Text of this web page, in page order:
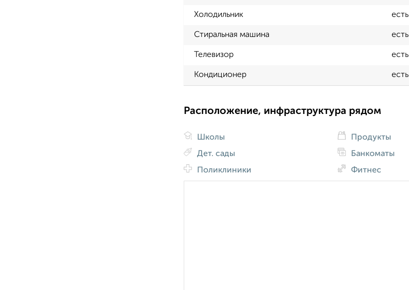
Холодильник есть
Стиральная машина есть
Телевизор есть
Кондиционер есть
Расположение, инфраструктура рядом
Школы
Дет. сады
Поликлиники
Продукты
Банкоматы
Фитнес